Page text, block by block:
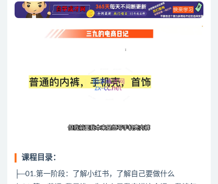
课程目录：
├─01.第一阶段：了解小红书，了解自己要做什么